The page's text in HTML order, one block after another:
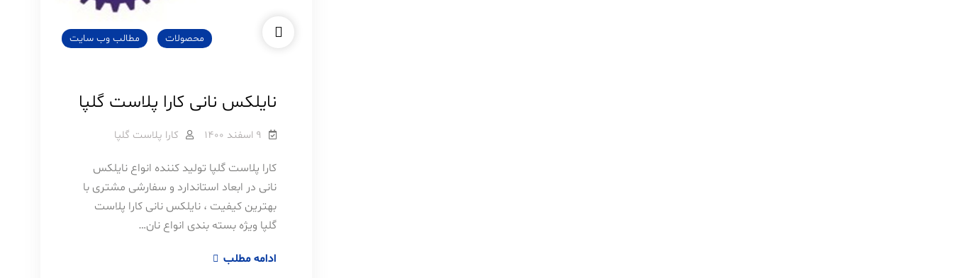
محصولات مطالب وب سایت
نایلکس نانی کارا پلاست گلپا
۹ اسفند ۱۴۰۰ کارا پلاست گلپا
کارا پلاست گلپا تولید کننده انواع نایلکس
نانی در ابعاد استاندارد و سفارشی مشتری با
بهترین کیفیت ، نایلکس نانی کارا پلاست
گلپا ویژه بسته بندی انواع نان…
ادامه مطلبنایلکس